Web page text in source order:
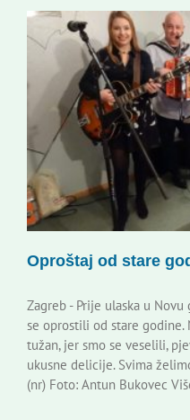
Oproštaj od stare
Zagreb - Prije ulaska u
se oprostili od stare godine.
tužan, jer smo se veselili,
ukusne delicije. Svima
(nr) Foto: Antun Bukovec